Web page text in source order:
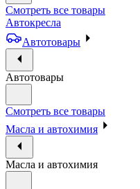
Смотреть все товары
Автокресла
Автотовары
Автотовары
Смотреть все товары
Масла и автохимия
Масла и автохимия